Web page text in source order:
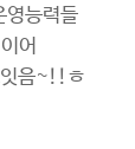
능력들
어
음~!!ㅎ